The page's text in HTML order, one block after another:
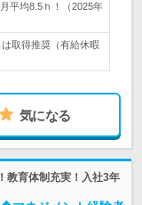
平均8.5ｈ！（2025年
取得推奨（有給休暇
気になる
教育体制充実！入社3年